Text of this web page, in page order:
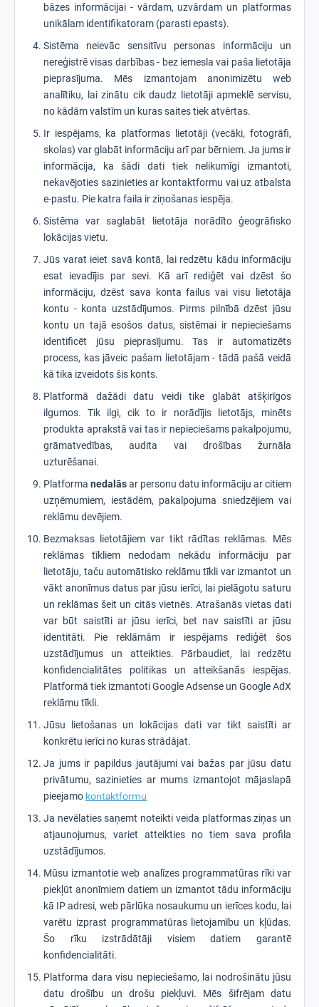
bāzes informācijai - vārdam, uzvārdam un platformas
unikālam identifikatoram (parasti epasts).
Sistēma neievāc sensitīvu personas informāciju un
nereģistrē visas darbības - bez iemesla vai paša lietotāja
pieprasījuma. Mēs izmantojam anonimizētu web
analītiku, lai zinātu cik daudz lietotāji apmeklē servisu,
no kādām valstīm un kuras saites tiek atvērtas.
Ir iespējams, ka platformas lietotāji (vecāki, fotogrāfi,
skolas) var glabāt informāciju arī par bērniem. Ja jums ir
informācija, ka šādi dati tiek nelikumīgi izmantoti,
nekavējoties sazinieties ar kontaktformu vai uz atbalsta
e-pastu. Pie katra faila ir ziņošanas iespēja.
Sistēma var saglabāt lietotāja norādīto ģeogrāfisko
lokācijas vietu.
Jūs varat ieiet savā kontā, lai redzētu kādu informāciju
esat ievadījis par sevi. Kā arī rediģēt vai dzēst šo
informāciju, dzēst sava konta failus vai visu lietotāja
kontu - konta uzstādījumos. Pirms pilnībā dzēst jūsu
kontu un tajā esošos datus, sistēmai ir nepieciešams
identificēt jūsu pieprasījumu. Tas ir automatizēts
process, kas jāveic pašam lietotājam - tādā pašā veidā
kā tika izveidots šis konts.
Platformā dažādi datu veidi tike glabāt atšķirīgos
ilgumos. Tik ilgi, cik to ir norādījis lietotājs, minēts
produkta aprakstā vai tas ir nepieciešams pakalpojumu,
grāmatvedības, audita vai drošības žurnāla
uzturēšanai.
Platforma nedalāsar personu datu informāciju ar citiem
uzņēmumiem, iestādēm, pakalpojuma sniedzējiem vai
reklāmu devējiem.
Bezmaksas lietotājiem var tikt rādītas reklāmas. Mēs
reklāmas tīkliem nedodam nekādu informāciju par
lietotāju, taču automātisko reklāmu tīkli var izmantot un
vākt anonīmus datus par jūsu ierīci, lai pielāgotu saturu
un reklāmas šeit un citās vietnēs. Atrašanās vietas dati
var būt saistīti ar jūsu ierīci, bet nav saistīti ar jūsu
identitāti. Pie reklāmām ir iespējams rediģēt šos
uzstādījumus un atteikties. Pārbaudiet, lai redzētu
konfidencialitātes politikas un atteikšanās iespējas.
Platformā tiek izmantoti Google Adsense un Google AdX
reklāmu tīkli.
Jūsu lietošanas un lokācijas dati var tikt saistīti ar
konkrētu ierīci no kuras strādājat.
Ja jums ir papildus jautājumi vai bažas par jūsu datu
privātumu, sazinieties ar mums izmantojot mājaslapā
pieejamo kontaktformu
Ja nevēlaties saņemt noteikti veida platformas ziņas un
atjaunojumus, variet atteikties no tiem sava profila
uzstādījumos.
Mūsu izmantotie web analīzes programmatūras rīki var
piekļūt anonīmiem datiem un izmantot tādu informāciju
kā IP adresi, web pārlūka nosaukumu un ierīces kodu, lai
varētu izprast programmatūras lietojamību un kļūdas.
Šo rīku izstrādātāji visiem datiem garantē
konfidencialitāti.
Platforma dara visu nepieciešamo, lai nodrošinātu jūsu
datu drošību un drošu piekļuvi. Mēs šifrējam datu